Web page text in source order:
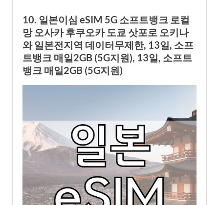
10. 일본이심 eSIM 5G 소프트뱅크 로컬
망 오사카 후쿠오카 도쿄 삿포로 오키나
와 일본전지역 데이터무제한, 13일, 소프
트뱅크 매일2GB (5G지원), 13일, 소프트
뱅크 매일2GB (5G지원)